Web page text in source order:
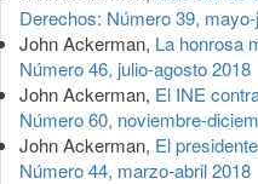
Derechos: Número 39,
John Ackerman, La honrosa
Número 46, julio-agosto 2018
John Ackerman, El INE
Número 60, noviembre-
John Ackerman, El
Número 44, marzo-abril 2018